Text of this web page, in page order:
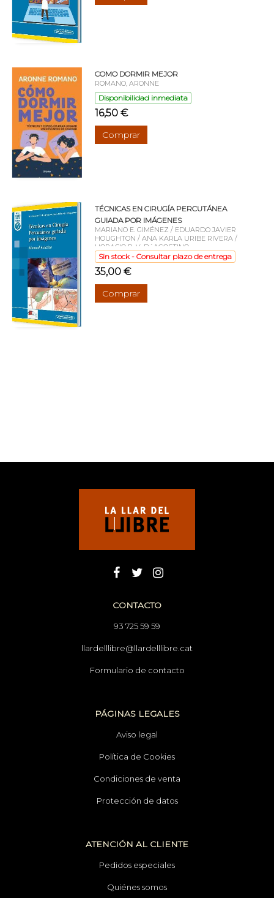
COMO DORMIR MEJOR
ROMANO, ARONNE
Disponibilidad inmediata
16,50 €
Comprar
TÉCNICAS EN CIRUGÍA PERCUTÁNEA
GUIADA POR IMÁGENES
MARIANO E. GIMÉNEZ / EDUARDO JAVIER
HOUGHTON / ANA KARLA URIBE RIVERA /
HORACIO R. V. D´AGOSTINO
Sin stock - Consultar plazo de entrega
35,00 €
Comprar
CONTACTO
93 725 59 59
llardelllibre@llardelllibre.cat
Formulario de contacto
PÁGINAS LEGALES
Aviso legal
Política de Cookies
Condiciones de venta
Protección de datos
ATENCIÓN AL CLIENTE
Pedidos especiales
Quiénes somos